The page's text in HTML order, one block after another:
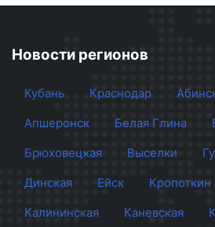
Новости регионов
Кубань Краснодар
Апшеронск
Белая Глина
Брюховецкая
Выселки
Динская
Ейск Кропоткин
Калининская
Каневская